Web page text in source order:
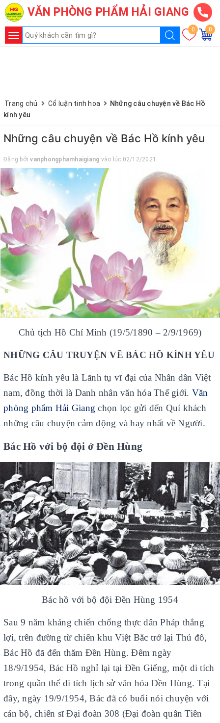
CÔNG TY VĂN PHÒNG PHẨM HẢI GIANG
Hotline:
090.215.9818.
VĂN PHÒNG PHẨM HẢI GIANG
Toggle
0 0
4 - File -Cặp - Túi tài liệu - Phong bì
5 - Đồ dùng, Dụng cụ văn phòng
6 - Con dấu – Mực dấu - Khắc dấu
7 - Pin – Máy tính – Tiện ích văn phòng
8 - Tạp phẩm – Quà lưu niệm – Dịch vụ
9 - Đồ dùng học sinh – Dụng cụ học tập
10 - Sách giáo dục - Thiết bị trường học
11 - Bảng – Máy văn phòng – Bàn,ghế
12 - Phụ kiện vi tính – USB – Âm thanh
13 - Đèn Solar - Đèn năng lượng
Trang chủ
Liên hệ
Tổng Sản phẩm
Giao Lưu
Chia sẻ
Đăng nhập tài khoản
Đăng ký tài khoản
Sản phẩm yêu thích
Xem giỏ hàng
LIÊN HỆ - HỖ TRỢ KHÁCH HÀNG
0936.236.365 -090.215.9818
vanphongphamhaigiang@gmail.com
Hướng dẫn mua hàng
Hướng dẫn thanh toán
Chính sách vận chuyển, Bảo hành, Bảo mật thông tin
Trở về trang chủ Đóng
Trang chủ Cổ luận tinh hoa
Những câu chuyện về Bác Hồ
kính yêu
Những câu chuyện về Bác Hồ kính yêu
Đăng bởivanphongphamhaigiang vào lúc 02/12/2021
Chủ tịch Hồ Chí Minh (19/5/1890 – 2/9/1969)
NHỮNG CÂU TRUYỆN VỀ BÁC HỒ KÍNH YÊU
Bác Hồ kính yêu là Lãnh tụ vĩ đại của Nhân dân Việt
nam, đồng thời là Danh nhân văn hóa Thế giới. Văn
phòng phẩm Hải Giang chọn lọc gửi đến Quí khách
những câu chuyện cảm động và hay nhất về Người.
Bác Hồ với bộ đội ở Đền Hùng
Bác hồ với bộ đội Đền Hùng 1954
Sau 9 năm kháng chiến chống thực dân Pháp thắng
lợi, trên đường từ chiến khu Việt Bắc trở lại Thủ đô,
Bác Hồ đã đến thăm Đền Hùng. Đêm ngày
18/9/1954, Bác Hồ nghỉ lại tại Đền Giếng, một di tích
trong quần thể di tích lịch sử văn hóa Đền Hùng. Tại
đây, ngày 19/9/1954, Bác đã có buổi nói chuyện với
cán bộ, chiến sĩ Đại đoàn 308 (Đại đoàn quân Tiên